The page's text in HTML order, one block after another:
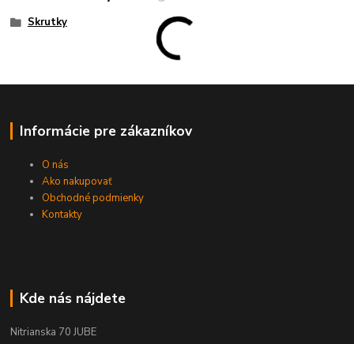
Skrutky
Informácie pre zákazníkov
O nás
Ako nakupovať
Obchodné podmienky
Kontakty
Kde nás nájdete
Nitrianska 70 JUBE